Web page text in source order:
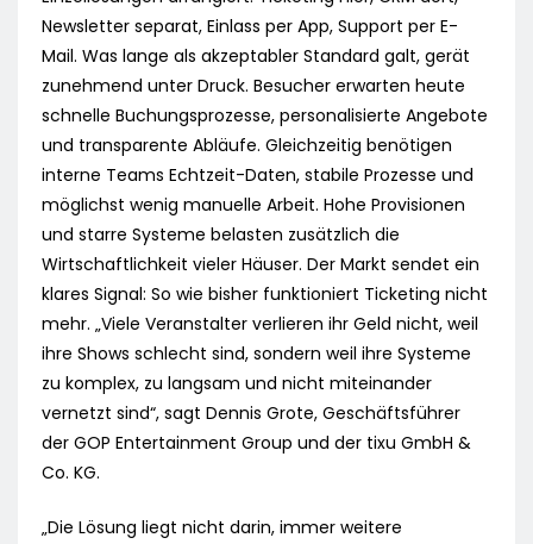
Newsletter separat, Einlass per App, Support per E-
Mail. Was lange als akzeptabler Standard galt, gerät
zunehmend unter Druck. Besucher erwarten heute
schnelle Buchungsprozesse, personalisierte Angebote
und transparente Abläufe. Gleichzeitig benötigen
interne Teams Echtzeit-Daten, stabile Prozesse und
möglichst wenig manuelle Arbeit. Hohe Provisionen
und starre Systeme belasten zusätzlich die
Wirtschaftlichkeit vieler Häuser. Der Markt sendet ein
klares Signal: So wie bisher funktioniert Ticketing nicht
mehr. „Viele Veranstalter verlieren ihr Geld nicht, weil
ihre Shows schlecht sind, sondern weil ihre Systeme
zu komplex, zu langsam und nicht miteinander
vernetzt sind“, sagt Dennis Grote, Geschäftsführer
der GOP Entertainment Group und der tixu GmbH &
Co. KG.
„Die Lösung liegt nicht darin, immer weitere